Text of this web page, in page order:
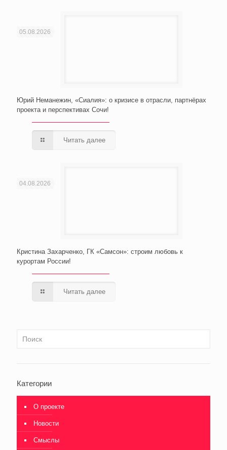
05.08.2026
Юрий Неманежин, «Сиалия»: о кризисе в отрасли, партнёрах
проекта и перспективах Сочи!
Читать далее
04.08.2026
Кристина Захарченко, ГК «Самсон»: строим любовь к
курортам России!
Читать далее
Категории
О проекте
Новости
Смыслы